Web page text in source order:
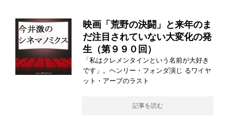
映画「荒野の決闘」と来年のま
だ注目されていない大変化の発
生（第９９０回）
「私はクレメンタインという名前が大好き
です」。ヘンリー・フォンダ演じ るワイヤ
ット・アープのラスト
記事を読む